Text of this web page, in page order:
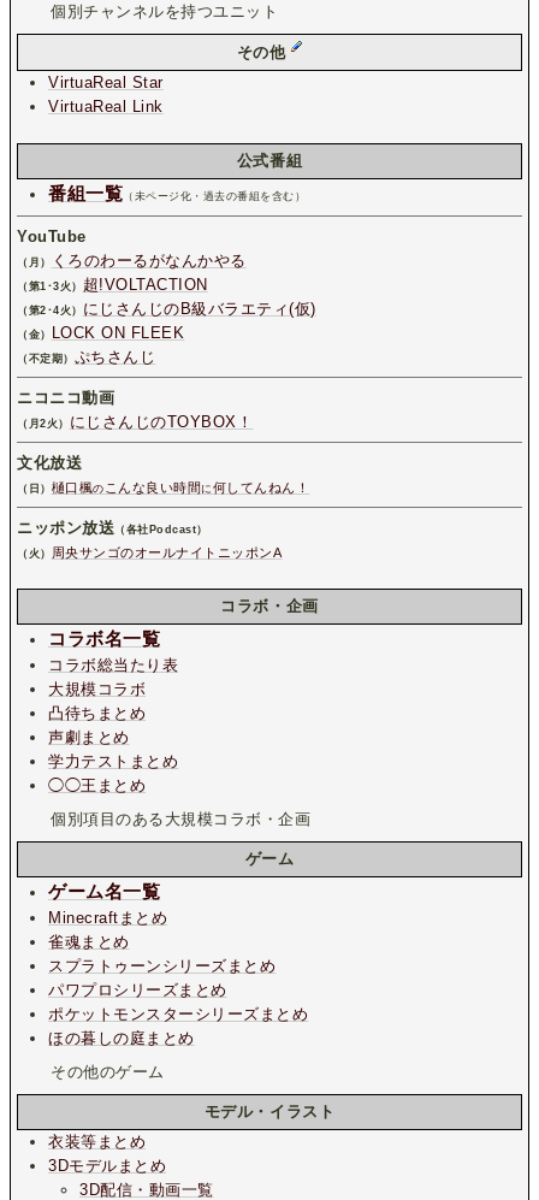
個別チャンネルを持つユニット
その他
VirtuaReal Star
VirtuaReal Link
公式番組
番組一覧 （未ページ化・過去の番組を含む）
YouTube
（月） くろのわーるがなんかやる
（第1･3火） 超!VOLTACTION
（第2･4火） にじさんじのB級バラエティ(仮)
（金） LOCK ON FLEEK
（不定期） ぷちさんじ
ニコニコ動画
（月2火） にじさんじのTOYBOX！
文化放送
（日） 樋口楓の こんな良い時間 に 何してんねん！
ニッポン放送 （各社Podcast）
（火）
周央サンゴのオールナイトニッポンA
コラボ・企画
コラボ名一覧
コラボ総当たり表
大規模コラボ
凸待ちまとめ
声劇まとめ
学力テストまとめ
◯◯王まとめ
個別項目のある大規模コラボ・企画
ゲーム
ゲーム名一覧
Minecraftまとめ
雀魂まとめ
スプラトゥーンシリーズまとめ
パワプロシリーズまとめ
ポケットモンスターシリーズまとめ
ほの暮しの庭まとめ
その他のゲーム
モデル・イラスト
衣装等まとめ
3Dモデルまとめ
3D配信・動画一覧